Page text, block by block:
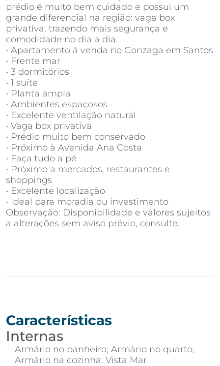
prédio é muito bem cuidado e possui um
grande diferencial na região: vaga box
privativa, trazendo mais segurança e
comodidade no dia a dia.
• Apartamento à venda no Gonzaga em Santos
• Frente mar
• 3 dormitórios
• 1 suíte
• Planta ampla
• Ambientes espaçosos
• Excelente ventilação natural
• Vaga box privativa
• Prédio muito bem conservado
• Próximo à Avenida Ana Costa
• Faça tudo a pé
• Próximo a mercados, restaurantes e
shoppings
• Excelente localização
• Ideal para moradia ou investimento
Observação: Disponibilidade e valores sujeitos
a alterações sem aviso prévio, consulte.
Características
Internas
Armário no banheiro; Armário no quarto;
Armário na cozinha; Vista Mar